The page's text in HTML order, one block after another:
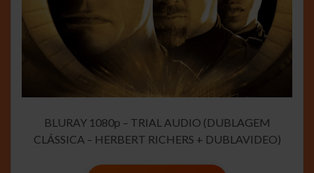
BLURAY 1080p – TRIAL AUDIO (DUBLAGEM
CLÁSSICA – HERBERT RICHERS + DUBLAVIDEO)